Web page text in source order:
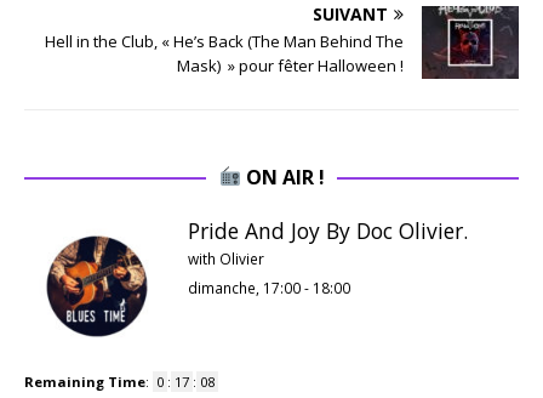
SUIVANT
Hell in the Club, « He’s Back (The Man Behind The
Mask) » pour fêter Halloween !
ON AIR !
Pride And Joy By Doc Olivier.
with Olivier
dimanche, 17:00- 18:00
Remaining Time: 0 : 17 : 07